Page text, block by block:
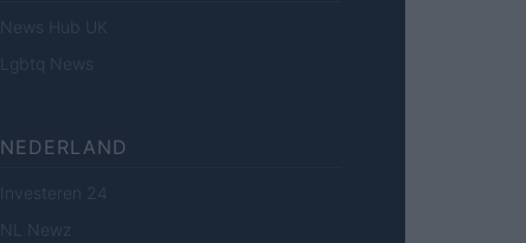
News Hub UK
Lgbtq News
NEDERLAND
Investeren 24
NL Newz